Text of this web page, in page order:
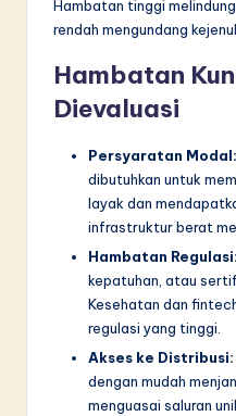
Hambatan tinggi
rendah mengundang
Hambatan
Dievaluasi
Persyaratan Modal:
dibutuhkan untuk
layak dan
infrastruktur berat
Hambatan Regulasi:
kepatuhan, atau
Kesehatan dan
regulasi yang tinggi.
Akses ke Distribusi:
dengan mudah
menguasai saluran